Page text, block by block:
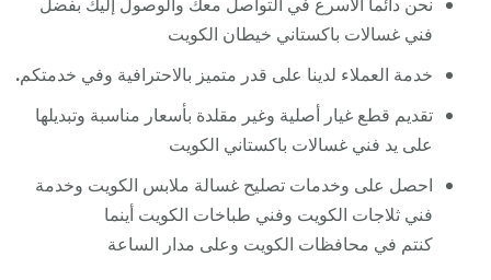
فني غسالات باكستاني خيطان الكويت
خدمة العملاء لدينا على قدر متميز بالاحترافية وفي خدمتكم.
تقديم قطع غيار أصلية وغير مقلدة بأسعار مناسبة وتبديلها
على يد فني غسالات باكستاني الكويت
احصل على وخدمات تصليح غسالة ملابس الكويت وخدمة
فني ثلاجات الكويت وفني طباخات الكويت أينما
كنتم في محافظات الكويت وعلى مدار الساعة